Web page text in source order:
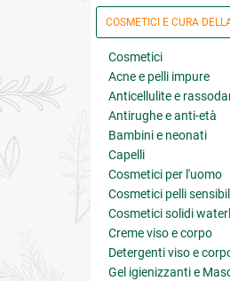
COSMETICI E CURA
Cosmetici
Acne e pelli impure
Anticellulite e
Antirughe e anti-età
Bambini e neonati
Capelli
Cosmetici per l'uomo
Cosmetici pelli
Cosmetici solidi
Creme viso e corpo
Detergenti viso e
Gel igienizzanti e